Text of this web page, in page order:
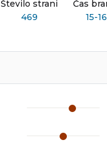
Število strani
469
Čas
15-